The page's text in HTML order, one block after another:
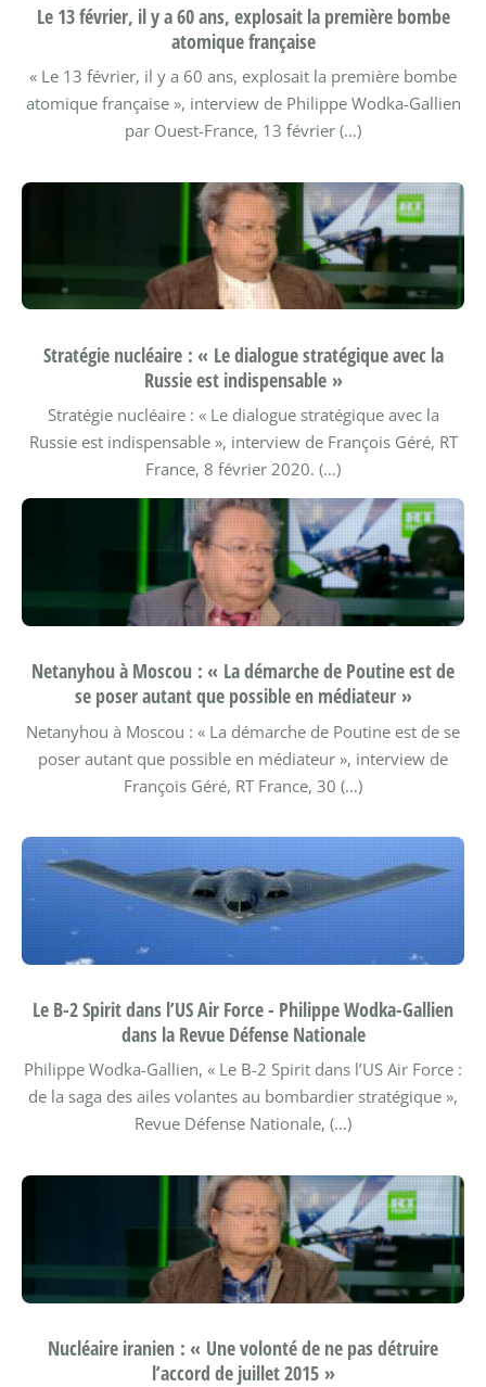
Le 13 février, il y a 60 ans, explosait la première bombe
atomique française
« Le 13 février, il y a 60 ans, explosait la première bombe
atomique française », interview de Philippe Wodka-Gallien
par Ouest-France, 13 février (…)
Stratégie nucléaire : « Le dialogue stratégique avec la
Russie est indispensable »
Stratégie nucléaire : « Le dialogue stratégique avec la
Russie est indispensable », interview de François Géré, RT
France, 8 février 2020. (…)
Netanyhou à Moscou : « La démarche de Poutine est de
se poser autant que possible en médiateur »
Netanyhou à Moscou : « La démarche de Poutine est de se
poser autant que possible en médiateur », interview de
François Géré, RT France, 30 (…)
Le B-2 Spirit dans l’US Air Force - Philippe Wodka-Gallien
dans la Revue Défense Nationale
Philippe Wodka-Gallien, « Le B-2 Spirit dans l’US Air Force :
de la saga des ailes volantes au bombardier stratégique »,
Revue Défense Nationale, (…)
Nucléaire iranien : « Une volonté de ne pas détruire
l’accord de juillet 2015 »